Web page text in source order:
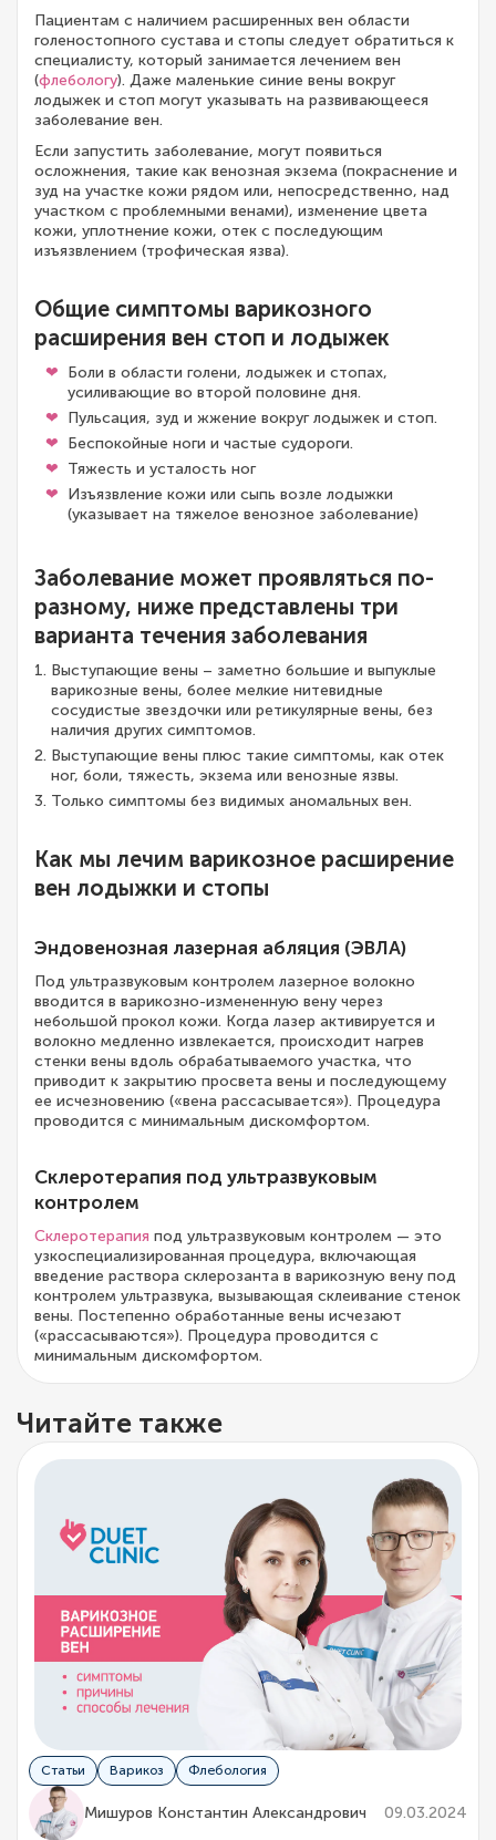
Пациентам с наличием расширенных вен области
голеностопного сустава и стопы следует обратиться к
специалисту, который занимается лечением вен
(флебологу). Даже маленькие синие вены вокруг
лодыжек и стоп могут указывать на развивающееся
заболевание вен.
Если запустить заболевание, могут появиться
осложнения, такие как венозная экзема (покраснение и
зуд на участке кожи рядом или, непосредственно, над
участком с проблемными венами), изменение цвета
кожи, уплотнение кожи, отек с последующим
изъязвлением (трофическая язва).
Общие симптомы варикозного
расширения вен стоп и лодыжек
Боли в области голени, лодыжек и стопах,
усиливающие во второй половине дня.
Пульсация, зуд и жжение вокруг лодыжек и стоп.
Беспокойные ноги и частые судороги.
Тяжесть и усталость ног
Изъязвление кожи или сыпь возле лодыжки
(указывает на тяжелое венозное заболевание)
Заболевание может проявляться по-
разному, ниже представлены три
варианта течения заболевания
Выступающие вены – заметно большие и выпуклые
варикозные вены, более мелкие нитевидные
сосудистые звездочки или ретикулярные вены, без
наличия других симптомов.
Выступающие вены плюс такие симптомы, как отек
ног, боли, тяжесть, экзема или венозные язвы.
Только симптомы без видимых аномальных вен.
Как мы лечим варикозное расширение
вен лодыжки и стопы
Эндовенозная лазерная абляция (ЭВЛА)
Под ультразвуковым контролем лазерное волокно
вводится в варикозно-измененную вену через
небольшой прокол кожи. Когда лазер активируется и
волокно медленно извлекается, происходит нагрев
стенки вены вдоль обрабатываемого участка, что
приводит к закрытию просвета вены и последующему
ее исчезновению («вена рассасывается»). Процедура
проводится с минимальным дискомфортом.
Склеротерапия под ультразвуковым
контролем
Склеротерапия под ультразвуковым контролем — это
узкоспециализированная процедура, включающая
введение раствора склерозанта в варикозную вену под
контролем ультразвука, вызывающая склеивание стенок
вены. Постепенно обработанные вены исчезают
(«рассасываются»). Процедура проводится с
минимальным дискомфортом.
Читайте также
Статьи Варикоз Флебология
Мишуров Константин Александрович
09.03.2024